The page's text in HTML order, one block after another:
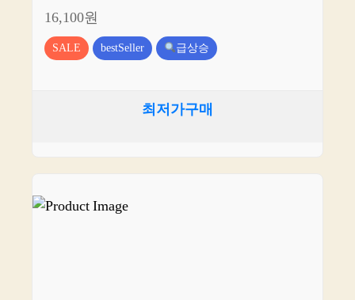
16,100원
SALE bestSeller 급상승
최저가구매